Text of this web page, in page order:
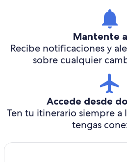
Mantente
Recibe notificaciones y
sobre cualquier
Accede desde
Ten tu itinerario siempre a
tengas